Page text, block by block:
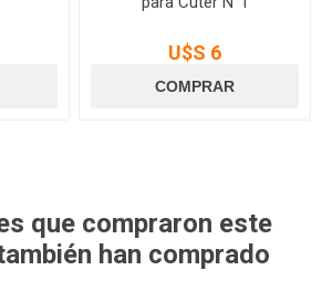
U$S 6
que compraron este
han comprado